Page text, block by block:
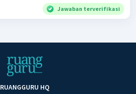
Jawaban terverifikasi
RUANGGURU HQ